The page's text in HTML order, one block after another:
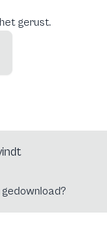
gerust.